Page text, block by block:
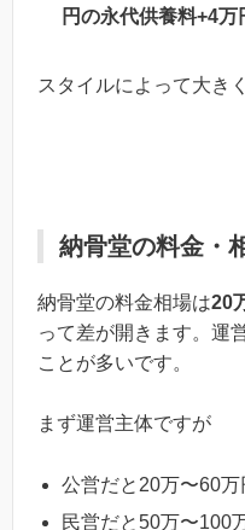
円の永代供養料+4
スタイルによって大き
納骨堂の料金・
納骨堂の料金相場は20
って差が開きます。運
ことが多いです。
まず運営主体ですが
公営だと20万〜60万
民営だと50万〜100